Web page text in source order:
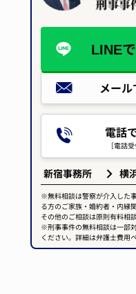
電話
［電話
メール
LINEで
新宿事務所 横
※無料相談は警察が介入した
る方のご家族・婚約者・内縁
その他のご相談は原則有料相
※刑事事件の無料相談は一部
ください。詳細は弁護士費用